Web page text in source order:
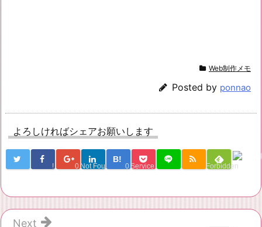
Web制作メモ
Posted by ponnao
よろしければシェアお願いします
! 0 Not Found
B!
0 Service Una Forbidden
Next